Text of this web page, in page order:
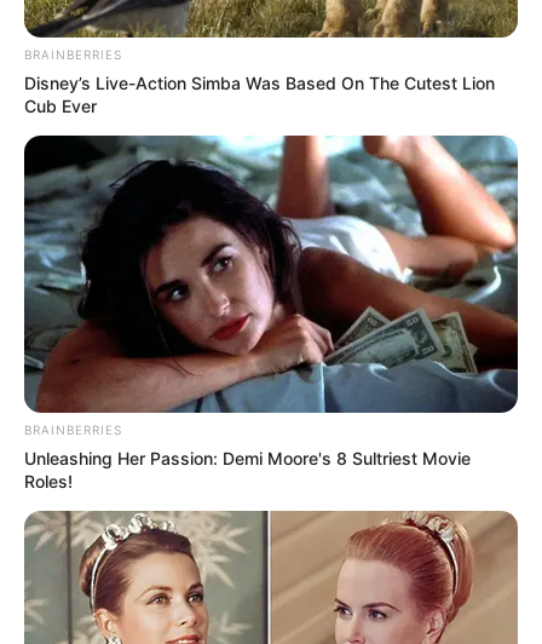
PostedFriss hírek
BRAINBERRIES
Disney’s Live-Action Simba Was Based On The Cutest Lion
Cub Ever
BRAINBERRIES
Unleashing Her Passion: Demi Moore's 8 Sultriest Movie
Roles!